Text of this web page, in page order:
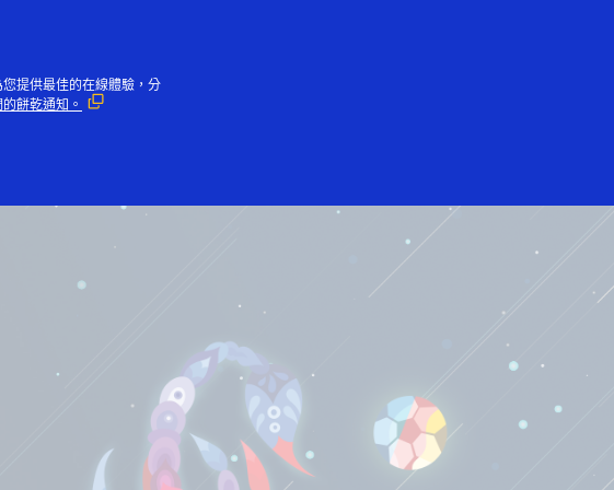
提供最佳的在線體驗，分
餅乾通知。